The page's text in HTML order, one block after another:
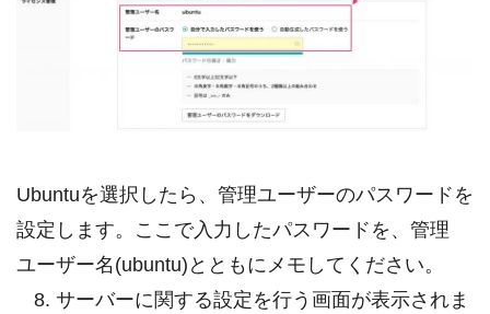
Ubuntuを選択したら、管理ユーザーのパスワードを
設定します。ここで入力したパスワードを、管理
ユーザー名(ubuntu)とともにメモしてください。
サーバーに関する設定を行う画面が表示されま